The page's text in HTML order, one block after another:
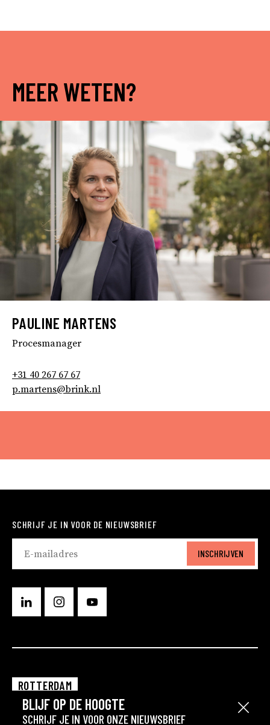
Sluit
BLIJF OP DE HOOGTE
SCHRIJF JE IN VOOR ONZE NIEUWSBRIEF
MEER WETEN?
PAULINE MARTENS
Procesmanager
+31 40 267 67 67
p.martens@brink.nl
SCHRIJF JE IN VOOR DE NIEUWSBRIEF
INSCHRIJVEN
ROTTERDAM
EINDHOVEN